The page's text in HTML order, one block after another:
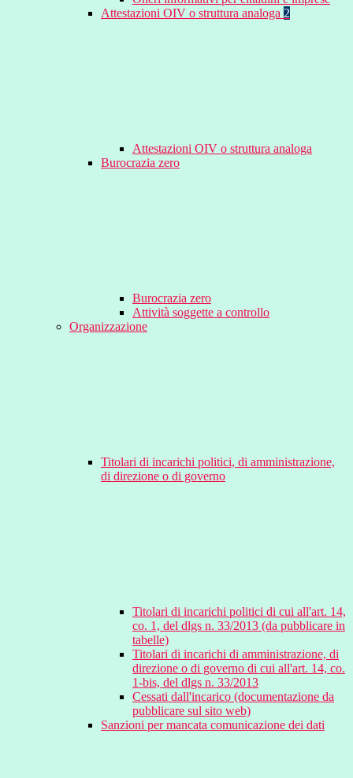
Attestazioni OIV o struttura analoga 2
Attestazioni OIV o struttura analoga
Burocrazia zero
Burocrazia zero
Attività soggette a controllo
Organizzazione
Titolari di incarichi politici, di amministrazione,
di direzione o di governo
Titolari di incarichi politici di cui all'art. 14,
co. 1, del dlgs n. 33/2013 (da pubblicare in
tabelle)
Titolari di incarichi di amministrazione, di
direzione o di governo di cui all'art. 14, co.
1-bis, del dlgs n. 33/2013
Cessati dall'incarico (documentazione da
pubblicare sul sito web)
Sanzioni per mancata comunicazione dei dati